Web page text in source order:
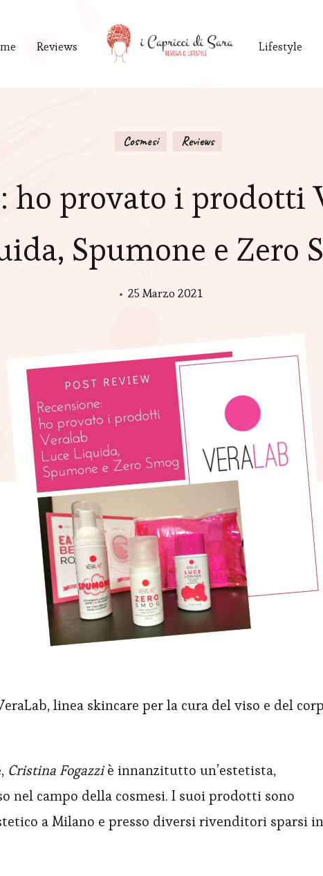
Reviews Lifestyle
Cosmesi Reviews
ho provato i prodotti
Spumone e Zero
25 Marzo 2021
linea skincare per la cura del viso e del
Cristina Fogazziè innanzitutto un’estetista,
nel campo della cosmesi. I suoi prodotti sono
a Milano e presso diversi rivenditori sparsi in